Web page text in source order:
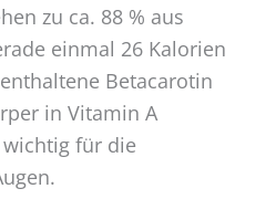
zu ca. 88 % aus
einmal 26 Kalorien
Betacarotin
in Vitamin A
für die